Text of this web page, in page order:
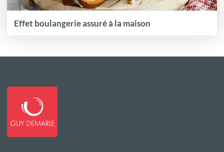
Effet boulangerie assuré à la maison